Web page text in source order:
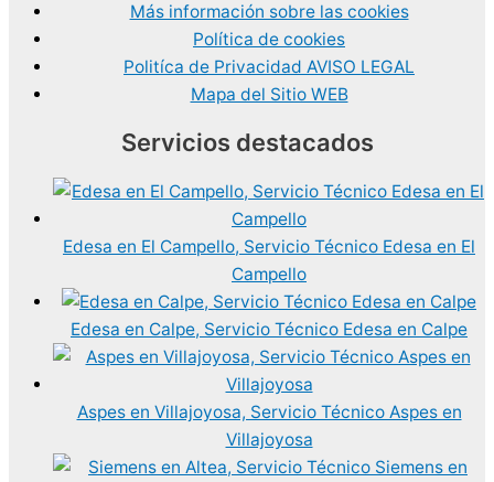
Más información sobre las cookies
Política de cookies
Politíca de Privacidad AVISO LEGAL
Mapa del Sitio WEB
Servicios destacados
Edesa en El Campello, Servicio Técnico Edesa en El
Campello
Edesa en Calpe, Servicio Técnico Edesa en Calpe
Aspes en Villajoyosa, Servicio Técnico Aspes en
Villajoyosa